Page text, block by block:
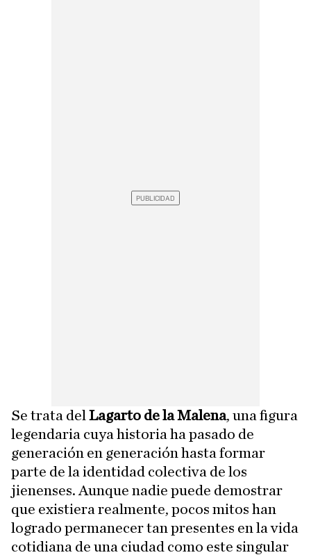
Se trata del Lagarto de la Malena, una figura
legendaria cuya historia ha pasado de
generación en generación hasta formar
parte de la identidad colectiva de los
jienenses. Aunque nadie puede demostrar
que existiera realmente, pocos mitos han
logrado permanecer tan presentes en la vida
cotidiana de una ciudad como este singular